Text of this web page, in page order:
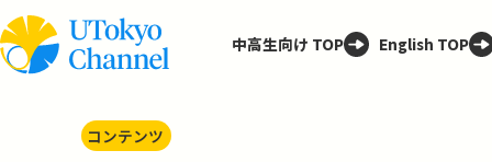
中高生向け TOP English TOP
コンテンツ